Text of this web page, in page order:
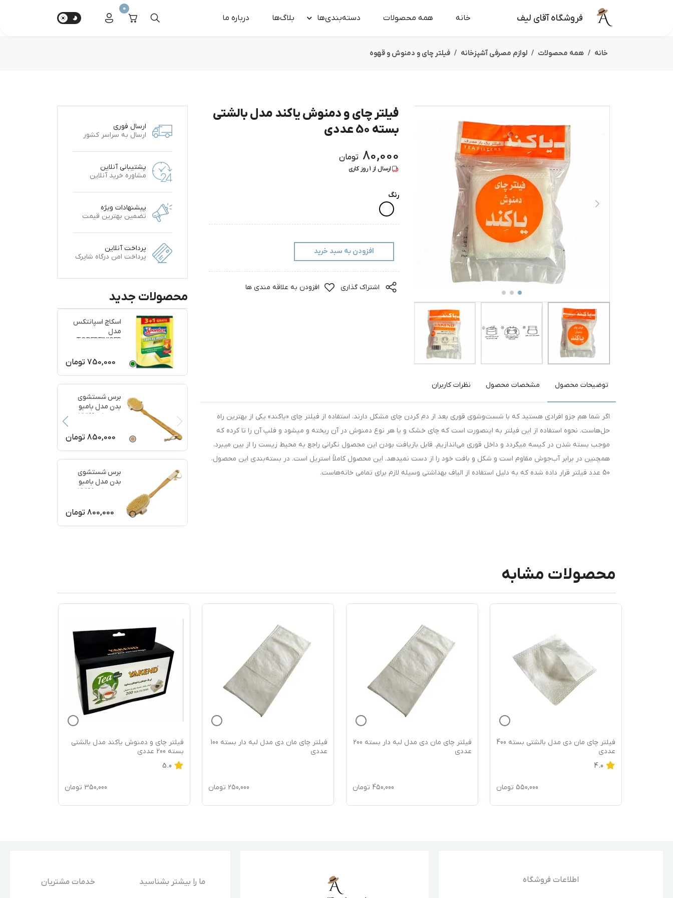
فروشگاه آقای لیف خانه همه محصولات دسته‌بندی‌ها بلاگ‌ها درباره‌ ما
0
خانه همه محصولات لوازم مصرفی آشپزخانه فیلتر چای و دمنوش و قهوه
فیلتر چای و دمنوش یاکند مدل بالشتی
بسته 50 عددی
80,000 تومان
ارسال از 1روز کاری
رنگ
افزودن به سبد خرید
اشتراک گذاری افزودن به علاقه مندی ها
توضیحات محصول مشخصات محصول نظرات کاربران
اگر شما هم جزو افرادی هستید که با شست‌وشوی قوری بعد از دم کردن چای مشکل دارند، استفاده از فیلتر چای «یاکند» یکی از بهترین راه
حل‌هاست. نحوه استفاده از این فیلتر به اینصورت است که چای خشک و یا هر نوع دمنوش در آن ریخته و میشود و فلپ آن را تا کرده که
موجب بسته شدن در کیسه میگردد و داخل قوری می‌اندازیم. قابل بازیافت بودن این محصول نگرانی راجع به محیط زیست را از بین میبرد،
همچنین در برابر آب‌جوش مقاوم است و شکل و بافت خود را از دست نمیدهد. این محصول کاملاً استریل است. در بسته‌بندی این محصول،
50 عدد فیلتر قرار داده شده که به دلیل استفاده از الیاف بهداشتی وسیله لازم برای تمامی خانه‌هاست.
ارسال فوری
ارسال به سراسر کشور
پشتیبانی آنلاین
مشاوره خرید آنلاین
پیشنهادات ویژه
تضمین بهترین قیمت
پرداخت آنلاین
پرداخت امن درگاه شاپرک
محصولات جدید
اسکاچ اسپانتکس
مدل
TOPFREINIGER
750,000 تومان
برس شستشوی
بدن مدل بامبو
ماساژ کد 77199
850,000 تومان
برس شستشوی
بدن مدل بامبو
ماساژ کد 77198
800,000 تومان
محصولات مشابه
فیلتر چای مان دی مدل بالشتی بسته 400
عددی
4.0
550,000 تومان
فیلتر چای مان دی مدل لبه دار بسته 200
عددی
450,000 تومان
فیلتر چای مان دی مدل لبه دار بسته 100
عددی
250,000 تومان
فیلتر چای و دمنوش یاکند مدل بالشتی
بسته 200 عددی
5.0
350,000 تومان
اطلاعات فروشگاه ما را بیشتر بشناسید خدمات مشتریان